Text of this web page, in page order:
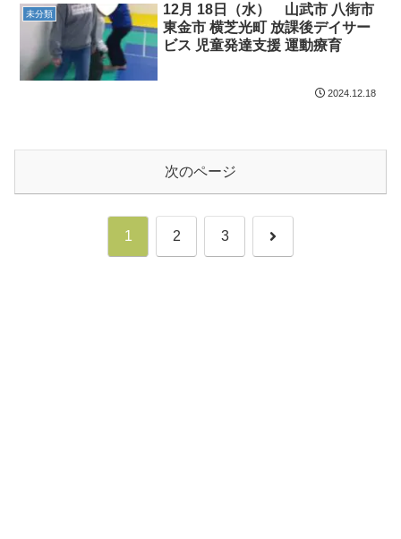
未分類
12月 18日（水） 山武市 八街市
東金市 横芝光町 放課後デイサー
ビス 児童発達支援 運動療育
2024.12.18
次のページ
1 2 3 次